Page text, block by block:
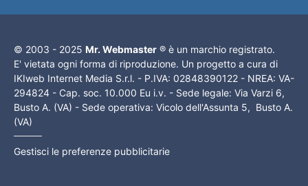
© 2003 - 2025 Mr. Webmaster ® è un marchio registrato.
E' vietata ogni forma di riproduzione. Un progetto a cura di
IKIweb Internet Media S.r.l. - P.IVA: 02848390122 - NREA: VA-
294824 - Cap. soc. 10.000 Eu i.v. - Sede legale: Via Varzi 6,
Busto A. (VA) - Sede operativa: Vicolo dell'Assunta 5, Busto A.
(VA)
Gestisci le preferenze pubblicitarie